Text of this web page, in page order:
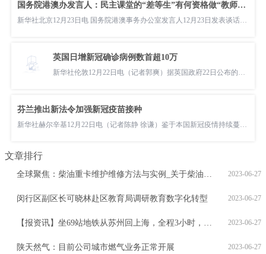
国务院港澳办发言人：民主课堂的“差等生”有何资格做“教师爷”
新华社北京12月23日电 国务院港澳事务办公室发言人12月23日发表谈话表示，美国等少数西方国家自身民主搞得一塌糊
英国日增新冠确诊病例数首超10万
新华社伦敦12月22日电（记者郭爽）据英国政府22日公布的数据，该国当天新增新冠确诊病例106122例，是疫情暴发以来
芬兰推出新法令加强新冠疫苗接种
新华社赫尔辛基12月22日电（记者陈静 徐谦）鉴于本国新冠疫情持续蔓延，芬兰政府22日宣布加强疫苗接种的系列举措
文章排行
2023-06-27
全球聚焦：柴油重卡维护维修方法与实例_关于柴油重卡维护维修方法与实例概略
2023-06-27
闵行区副区长可晓林赴区教育局调研教育数字化转型
2023-06-27
【报资讯】坐69站地铁从苏州回上海，全程3小时，值不值？
2023-06-27
陕天然气：目前公司城市燃气业务正常开展